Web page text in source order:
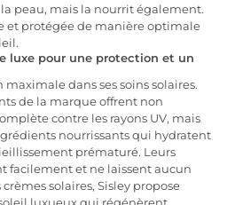
peau, mais la nourrit également.
et protégée de manière optimale
luxe pour une protection et un
dans ses soins solaires.
de la marque offrent non
contre les rayons UV, mais
nourrissants qui hydratent
prématuré. Leurs
facilement et ne laissent aucun
solaires, Sisley propose